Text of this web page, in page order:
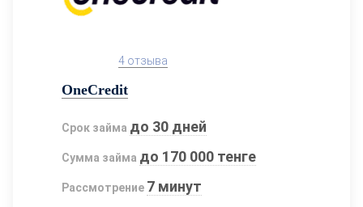
4 отзыва
OneCredit
Срок займа до 30 дней
Сумма займа до 170 000 тенге
Рассмотрение 7 минут